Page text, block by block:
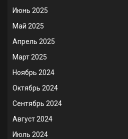
Июнь 2025
Май 2025
Апрель 2025
Март 2025
Ноябрь 2024
Октябрь 2024
Сентябрь 2024
Август 2024
Июль 2024